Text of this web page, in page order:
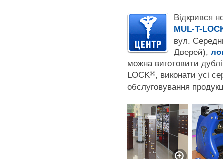
Відкрився
MUL-T-
вул.
Дверей),
можна виготовити
LOCK®, виконати усі
обслуговування